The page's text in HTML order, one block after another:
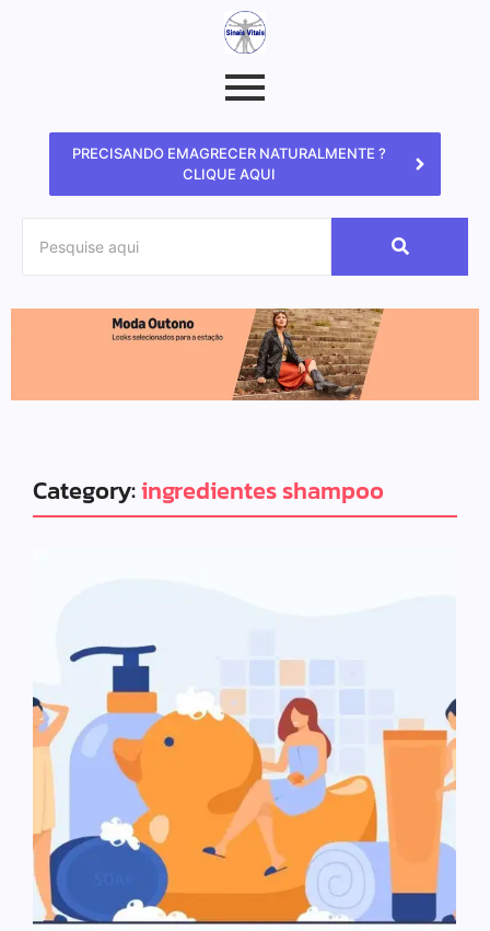
PRECISANDO EMAGRECER NATURALMENTE ?
CLIQUE AQUI
Category:ingredientes shampoo